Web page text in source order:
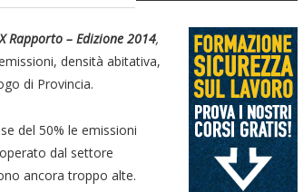
Rapporto – Edizione 2014,
densità abitativa,
di Provincia.
del 50% le emissioni
dal settore
ancora troppo alte.